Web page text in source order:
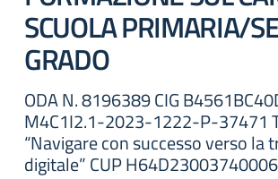
SCUOLA PRIMARIA/
GRADO
ODA N. 8196389 CIG
M4C1I2.1-2023-1222-P-37471
“Navigare con successo verso la
digitale” CUP H64D23003740006